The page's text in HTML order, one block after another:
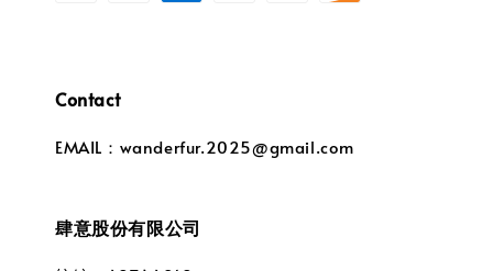
Contact
EMAIL：wanderfur.2025@gmail.com
肆意股份有限公司